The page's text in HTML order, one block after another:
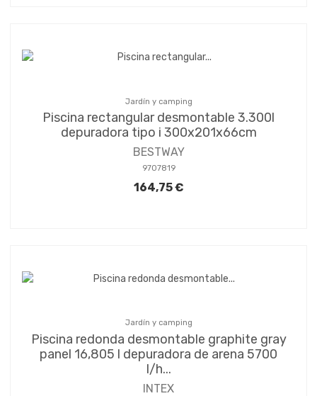
Jardín y camping
Piscina rectangular desmontable 3.300l
depuradora tipo i 300x201x66cm
BESTWAY
9707819
164,75 €
Jardín y camping
Piscina redonda desmontable graphite gray
panel 16,805 l depuradora de arena 5700
l/h...
INTEX